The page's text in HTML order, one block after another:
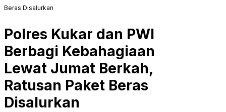
Beras Disalurkan
Polres Kukar dan PWI
Berbagi Kebahagiaan
Lewat Jumat Berkah,
Ratusan Paket Beras
Disalurkan